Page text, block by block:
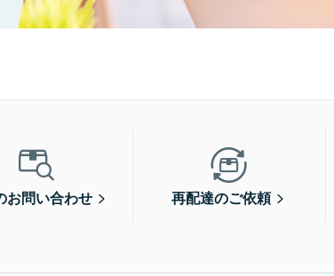
お問い合わせ 再配達のご依頼